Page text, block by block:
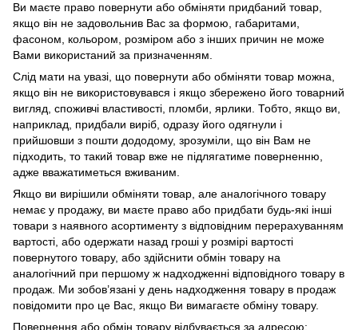
Ви маєте право повернути або обміняти придбаний товар,
якщо він не задовольнив Вас за формою, габаритами,
фасоном, кольором, розміром або з інших причин не може
Вами використаний за призначенням.
Слід мати на увазі, що повернути або обміняти товар можна,
якщо він не використовувався і якщо збережено його товарний
вигляд, споживчі властивості, пломби, ярлики. Тобто, якщо ви,
наприклад, придбали виріб, одразу його одягнули і
прийшовши з пошти дододому, зрозуміли, що він Вам не
підходить, то такий товар вже не підлягатиме поверненню,
адже вважатиметься вживаним.
Якщо ви вирішили обміняти товар, але аналогічного товару
немає у продажу, ви маєте право або придбати будь-які інші
товари з наявного асортименту з відповідним перерахуванням
вартості, або одержати назад гроші у розмірі вартості
повернутого товару, або здійснити обмін товару на
аналогічний при першому ж надходженні відповідного товару в
продаж. Ми зобов’язані у день надходження товару в продаж
повідомити про це Вас, якщо Ви вимагаєте обміну товару.
Повернення або обмін товару відбувається за адресою: